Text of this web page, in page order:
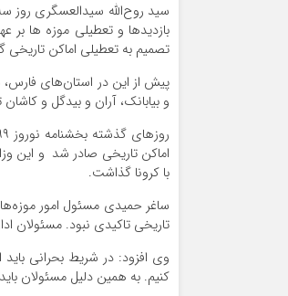
سید روح‌الله سیدالعسگری روز
بازدیدها و تعطیلی موزه ها بر
تصمیم به تعطیلی اماکن
پیش از این در استان‌های
و بیابانک، آران و بیدگل و
اماکن تاریخی صادر شد و این
با کرونا گذاشت.
ساغر حمیدی مسئول امور
تاریخی تاکیدی نبود. مسئولان
وی افزود: در شریط بحرانی
کنیم. به همین دلیل مسئولان